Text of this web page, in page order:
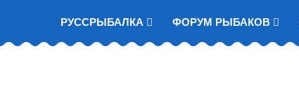
РУССРЫБАЛКА ФОРУМ РЫБАКОВ